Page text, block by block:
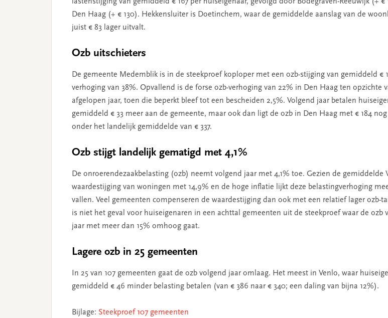
lastenstijging van gemiddeld € 167 per huiseigenaar, gevolgd door Bodegraven-Reeuwijk (+ €
Den Haag (+ € 130). Hekkensluiter is Doetinchem, waar de gemiddelde aanslag van de
juist € 83 lager uitvalt.
Ozb uitschieters
De gemeente Medemblik is in de steekproef koploper met een ozb-stijging van gemiddeld €
verhoging van 38%. Opvallend is de forse ozb-verhoging van 22% in Den Haag ten opzichte
afgelopen jaar, toen die beperkt bleef tot een bescheiden 2,5%. Volgend jaar betalen
gemiddeld € 33 meer aan de gemeente, maar ook dan ligt de ozb in Den Haag met € 184
onder het landelijk gemiddelde van € 337.
Ozb stijgt landelijk gematigd met 4,1%
De onroerendezaakbelasting (ozb) neemt volgend jaar met 4,1% toe. Gezien de gemiddelde
waardestijging van woningen met 14,9% en de hoge inflatie lijkt deze belastingverhoging
vallen. Veel gemeenten compenseren de waardestijging dan ook met een relatief lager ozb-
is niet het geval voor huiseigenaren in een achttal gemeenten uit de steekproef waar de ozb
jaar met meer dan 15% omhoog gaat.
Lagere ozb in 25 gemeenten
In 25 van 107 gemeenten gaat de ozb volgend jaar omlaag. Het meest in Venlo, waar
gemiddeld € 46 minder belasting betalen (van € 386 naar € 340; een daling van bijna 12%).
Bijlage: Steekproef 107 gemeenten